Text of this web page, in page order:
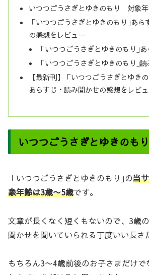
いつつごうさぎとゆきのもり 対象
「いつつごうさぎとゆきのもり｣あら
の感想をレビュー
「いつつごうさぎとゆきのもり｣
「いつつごうさぎとゆきのもり｣
【最新刊】「いつつごうさぎとゆき
あらすじ・読み聞かせの感想をレビ
いつつごうさぎとゆきのも
「いつつごうさぎとゆきのもり｣の当
象年齢は3歳〜5歳です。
文章が長くなく短くもないので、3歳
聞かせを聞いていられる丁度いい長さ
もちろん3〜4歳前後のお子さまだけ